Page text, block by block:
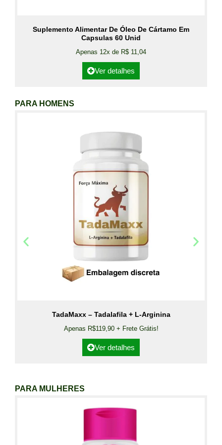
Suplemento Alimentar De Óleo De Cártamo Em
Capsulas 60 Unid
Apenas 12x de R$ 11,04
Ver detalhes
PARA HOMENS
TadaMaxx – Tadalafila + L-Arginina
Apenas R$119,90 + Frete Grátis!
Ver detalhes
PARA MULHERES